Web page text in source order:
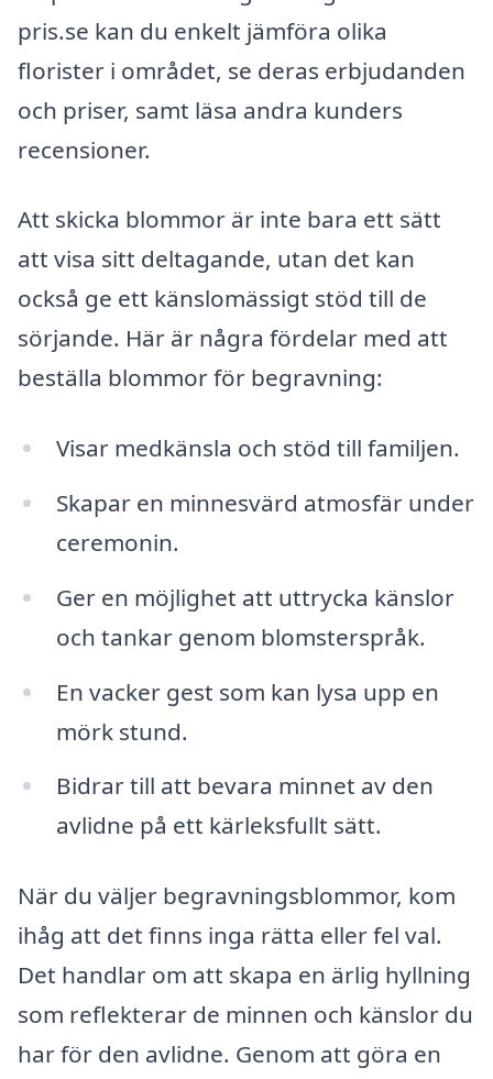
pris.se kan du enkelt jämföra olika
florister i området, se deras erbjudanden
och priser, samt läsa andra kunders
recensioner.
Att skicka blommor är inte bara ett sätt
att visa sitt deltagande, utan det kan
också ge ett känslomässigt stöd till de
sörjande. Här är några fördelar med att
beställa blommor för begravning:
Visar medkänsla och stöd till familjen.
Skapar en minnesvärd atmosfär under
ceremonin.
Ger en möjlighet att uttrycka känslor
och tankar genom blomsterspråk.
En vacker gest som kan lysa upp en
mörk stund.
Bidrar till att bevara minnet av den
avlidne på ett kärleksfullt sätt.
När du väljer begravningsblommor, kom
ihåg att det finns inga rätta eller fel val.
Det handlar om att skapa en ärlig hyllning
som reflekterar de minnen och känslor du
har för den avlidne. Genom att göra en